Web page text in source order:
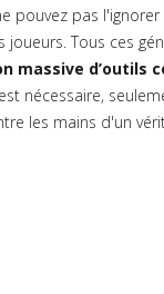
pouvez pas
Tous ces
massive d’outils
nécessaire,
les mains d'un